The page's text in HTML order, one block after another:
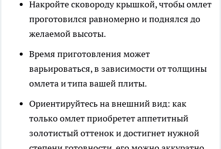
Накройте сковороду крышкой, чтобы омлет
проготовился равномерно и поднялся до
желаемой высоты.
Время приготовления может
варьироваться, в зависимости от толщины
омлета и типа вашей плиты.
Ориентируйтесь на внешний вид: как
только омлет приобретет аппетитный
золотистый оттенок и достигнет нужной